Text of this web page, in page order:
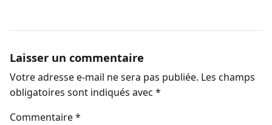
Laisser un commentaire
Votre adresse e-mail ne sera pas publiée. Les champs
obligatoires sont indiqués avec *
Commentaire*